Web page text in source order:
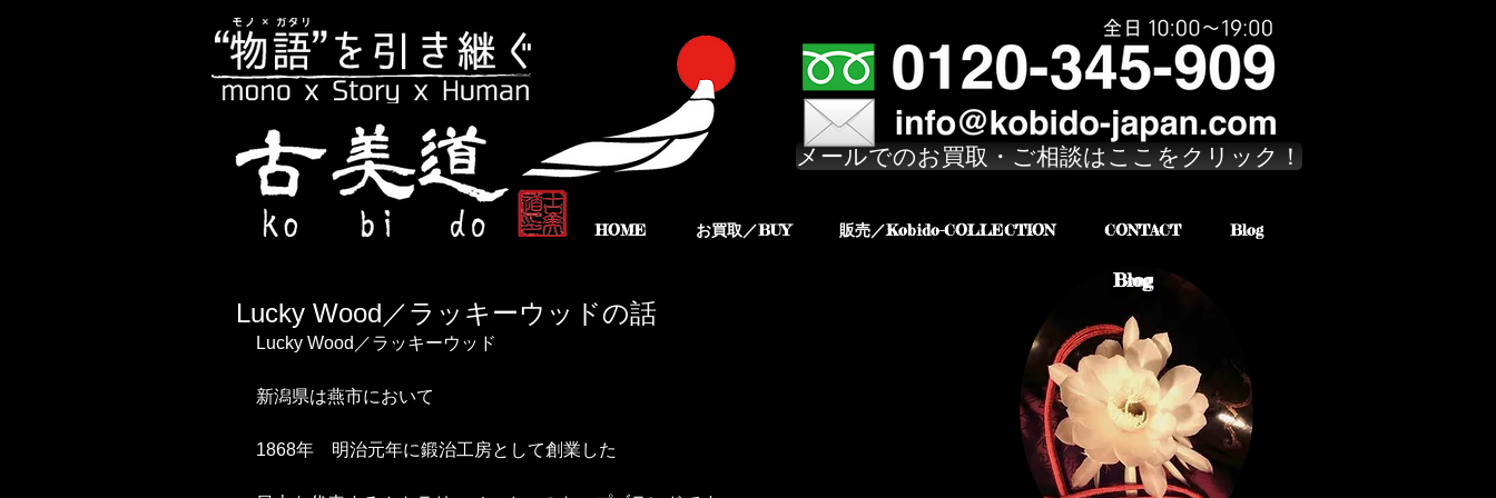
HOME お買取／BUY 販売／Kobido-COLLECTION CONTACT Blog
メールでのお買取・ご相談はここをクリック！
Lucky Wood／ラッキーウッドの話
Lucky Wood／ラッキーウッド
新潟県は燕市において
1868年　明治元年に鍛治工房として創業した
Brog
Blog